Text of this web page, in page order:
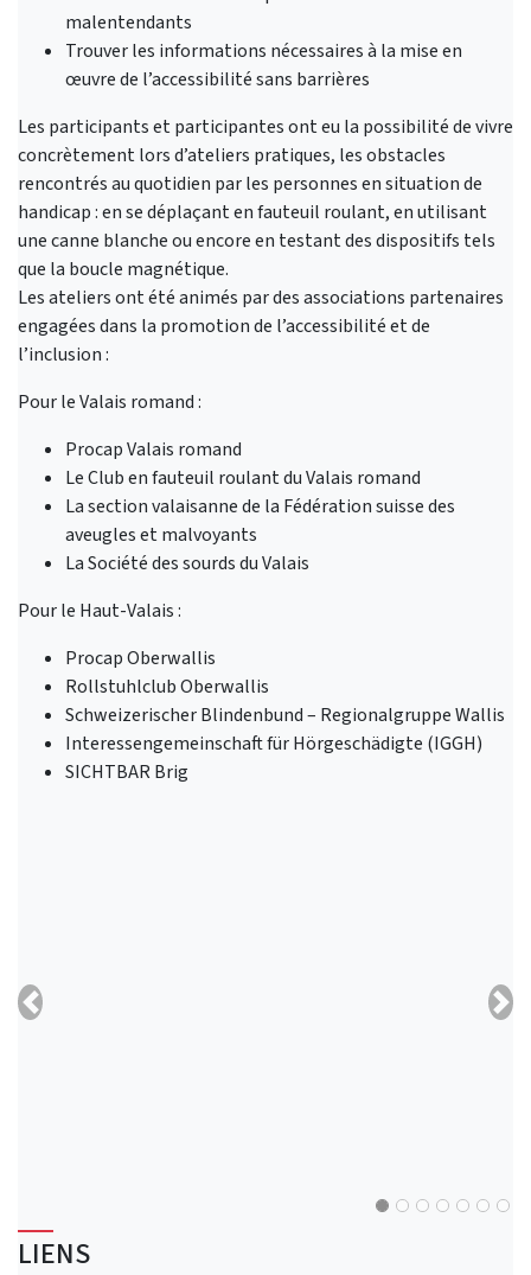
malentendants
Trouver les informations nécessaires à la mise en
œuvre de l’accessibilité sans barrières
Les participants et participantes ont eu la possibilité de vivre
concrètement lors d’ateliers pratiques, les obstacles
rencontrés au quotidien par les personnes en situation de
handicap : en se déplaçant en fauteuil roulant, en utilisant
une canne blanche ou encore en testant des dispositifs tels
que la boucle magnétique.
Les ateliers ont été animés par des associations partenaires
engagées dans la promotion de l’accessibilité et de
l’inclusion :
Pour le Valais romand :
Procap Valais romand
Le Club en fauteuil roulant du Valais romand
La section valaisanne de la Fédération suisse des
aveugles et malvoyants
La Société des sourds du Valais
Pour le Haut-Valais :
Procap Oberwallis
Rollstuhlclub Oberwallis
Schweizerischer Blindenbund – Regionalgruppe Wallis
Interessengemeinschaft für Hörgeschädigte (IGGH)
SICHTBAR Brig
Previous
LIENS